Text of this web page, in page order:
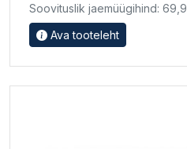
Soovituslik jaemüügihind:
Ava tooteleht